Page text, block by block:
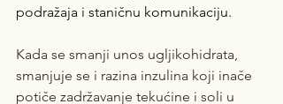
podražaja i staničnu komunikaciju.
Kada se smanji unos ugljikohidrata,
smanjuje se i razina inzulina koji inače
potiče zadržavanje tekućine i soli u